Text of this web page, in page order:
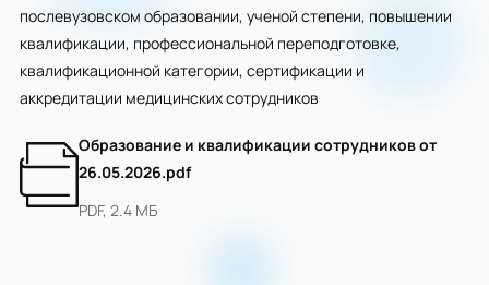
послевузовском образовании, ученой степени, повышении
квалификации, профессиональной переподготовке,
квалификационной категории, сертификации и
аккредитации медицинских сотрудников
Образование и квалификации сотрудников от
26.05.2026.pdf
PDF, 2.4 МБ